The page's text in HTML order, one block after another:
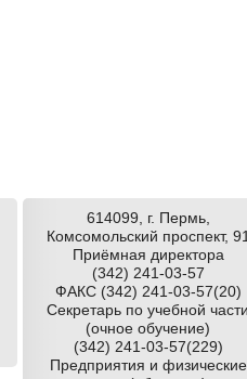
614099, г. Пермь,
Комсомольский проспект,
Приёмная директора
(342) 241-03-57
ФАКС (342) 241-03-57(20)
Секретарь по учебной
(очное обучение)
(342) 241-03-57(229)
Предприятия и физические